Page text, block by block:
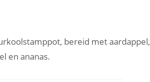
bereid met aardappel,
en ananas.